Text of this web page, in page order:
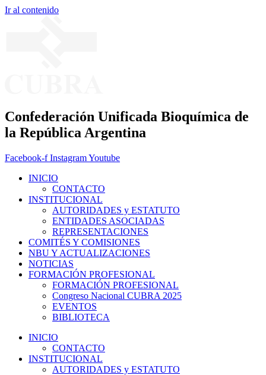
Ir al contenido
Confederación Unificada Bioquímica de
la República Argentina
Facebook-f InstagramYoutube
INICIO
CONTACTO
INSTITUCIONAL
AUTORIDADES y ESTATUTO
ENTIDADES ASOCIADAS
REPRESENTACIONES
COMITÉS Y COMISIONES
NBU Y ACTUALIZACIONES
NOTICIAS
FORMACIÓN PROFESIONAL
FORMACIÓN PROFESIONAL
Congreso Nacional CUBRA 2025
EVENTOS
BIBLIOTECA
INICIO
CONTACTO
INSTITUCIONAL
AUTORIDADES y ESTATUTO